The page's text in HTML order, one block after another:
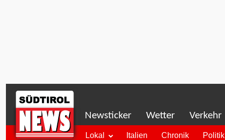
Newsticker Wetter Verkehr
Lokal Italien Chronik Politik